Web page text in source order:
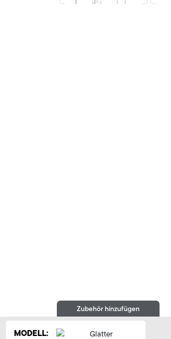
Zubehör hinzufügen
MODELL: